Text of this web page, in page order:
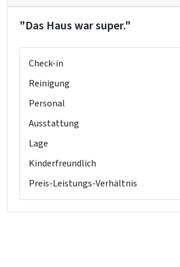
"Das Haus war super."
Check-in
Reinigung
Personal
Ausstattung
Lage
Kinderfreundlich
Preis-Leistungs-Verhältnis